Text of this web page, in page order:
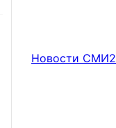
Новости СМИ2